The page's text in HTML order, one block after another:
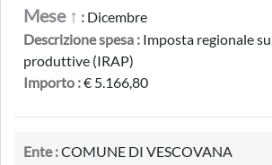
Mese ↑ : Dicembre
Descrizione spesa : Imposta regionale
produttive (IRAP)
Importo :€ 5.166,80
Ente :COMUNE DI VESCOVANA